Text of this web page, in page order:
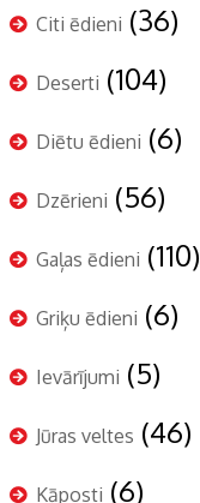
Citi ēdieni (36)
Deserti (104)
Diētu ēdieni (6)
Dzērieni (56)
Gaļas ēdieni (110)
Griķu ēdieni (6)
Ievārījumi (5)
Jūras veltes (46)
Kāposti (6)